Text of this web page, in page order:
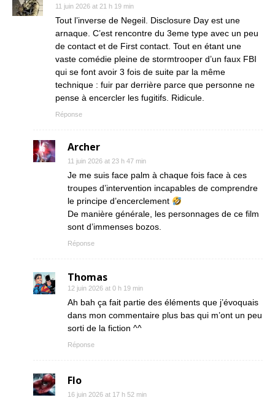
11 juin 2026 at 21 h 19 min
Tout l’inverse de Negeil. Disclosure Day est une
arnaque. C’est rencontre du 3eme type avec un peu
de contact et de First contact. Tout en étant une
vaste comédie pleine de stormtrooper d’un faux FBI
qui se font avoir 3 fois de suite par la même
technique : fuir par derrière parce que personne ne
pense à encercler les fugitifs. Ridicule.
Réponse
Archer
11 juin 2026 at 23 h 47 min
Je me suis face palm à chaque fois face à ces
troupes d’intervention incapables de comprendre
le principe d’encerclement
De manière générale, les personnages de ce film
sont d’immenses bozos.
Réponse
Thomas
12 juin 2026 at 0 h 19 min
Ah bah ça fait partie des éléments que j’évoquais
dans mon commentaire plus bas qui m’ont un peu
sorti de la fiction ^^
Réponse
Flo
16 juin 2026 at 17 h 52 min